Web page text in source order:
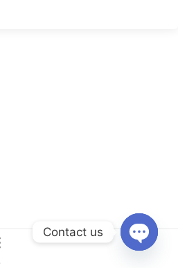
Contact us